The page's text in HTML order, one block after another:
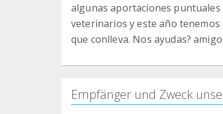
algunas aportaciones puntuales
veterinarios y este año
que conlleva. Nos ayudas?
Empfänger und Zweck